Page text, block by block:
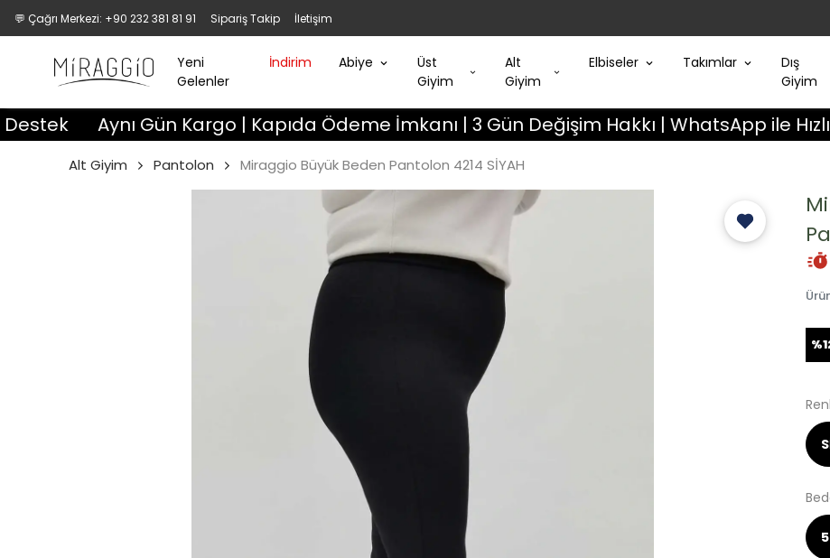
💬 Çağrı Merkezi: +90 232 381 81 91 Sipariş Takip İletişim
Yeni
Gelenler
İndirim Abiye
Üst
Giyim
Alt
Giyim
Elbiseler Takımlar
Dış
Giyim
Aynı Gün Kargo | Kapıda Ödeme İmkanı | 3 Gün Değişim Hakkı | WhatsApp ile Hızlı Destek
Alt Giyim Pantolon Miraggio Büyük Beden Pantolon 4214 SİYAH
%